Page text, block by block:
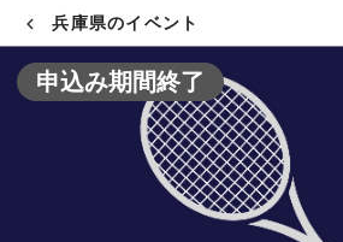
兵庫県のイベント
申込み期間終了